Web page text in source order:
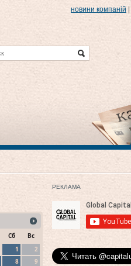
новини компаній
Сб
Вс
1
2
8
9
РЕКЛАМА